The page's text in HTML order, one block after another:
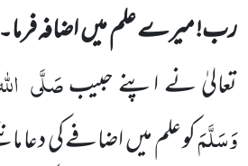
رب! میرے علم میںاضافہ
تعالیٰ نے اپنے حبیبصَلَّی
وَسَلَّمَکو علم میںاضافے کی دعا